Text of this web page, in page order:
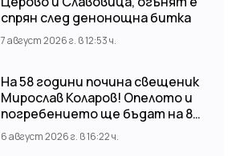
спрян след денонощна битка
7 август 2026 г. в 12:53 ч.
На 58 години почина свещеник
Мирослав Коларов! Опелото и
погребението ще бъдат на 8
август (събота) от 11:00 часа в
храм “Св. Св. Козма и Дамян”, гр.
6 август 2026 г. в 16:22 ч.